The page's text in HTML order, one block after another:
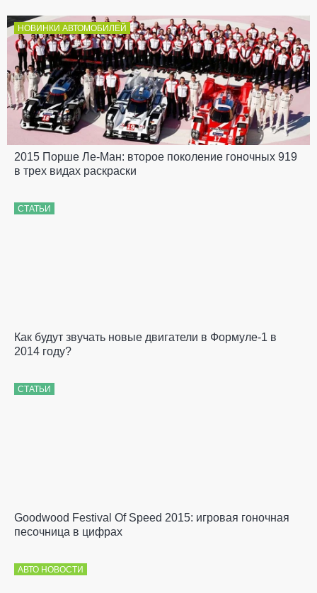
НОВИНКИ АВТОМОБИЛЕЙ
2015 Порше Ле-Ман: второе поколение гоночных 919
в трех видах раскраски
СТАТЬИ
Как будут звучать новые двигатели в Формуле-1 в
2014 году?
СТАТЬИ
Goodwood Festival Of Speed 2015: игровая гоночная
песочница в цифрах
АВТО НОВОСТИ